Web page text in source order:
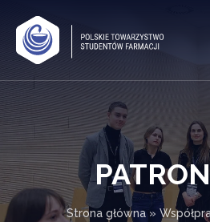
Strona główna »